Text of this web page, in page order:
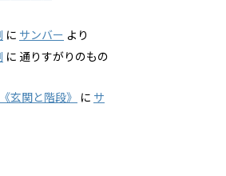
に サンバー より
に 通りすがりのもの
関と階段》
に サ